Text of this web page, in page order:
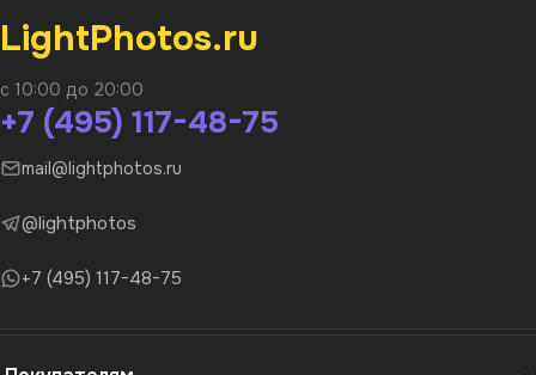
LightPhotos.ru
с 10:00 до 20:00
+7 (495) 117-48-75
mail@lightphotos.ru
@lightphotos
+7 (495) 117-48-75